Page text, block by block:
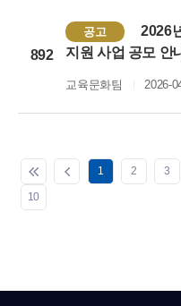
892
공고
2026
지원 사업 공모 안
교육문화팀 2026-
1 2 3
10